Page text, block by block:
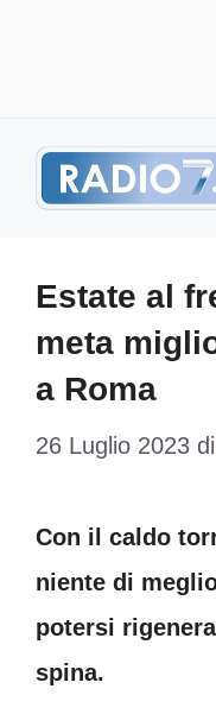
Estate al
meta
a Roma
26 Luglio 2023 di
Con il caldo
niente di
potersi
spina.